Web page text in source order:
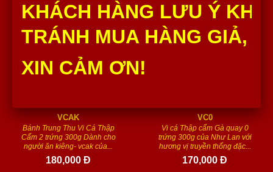
VCAK
Bánh Trung Thu Vi Cá Thập
Cẩm 2 trứng 300g Dành cho
người ăn kiêng- vcak của...
180,000 Đ
VC0
Vi cá Thập cẩm Gà quay 0
trứng 300g của Như Lan với
hương vị truyền thống đặc...
170,000 Đ
KHÁCH HÀNG LƯU Ý
TRÁNH MUA HÀNG GIẢ,
XIN CẢM ƠN!